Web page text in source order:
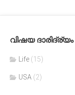
വിഷയ ദാരിദ്ര്യം
Life (15)
USA (2)